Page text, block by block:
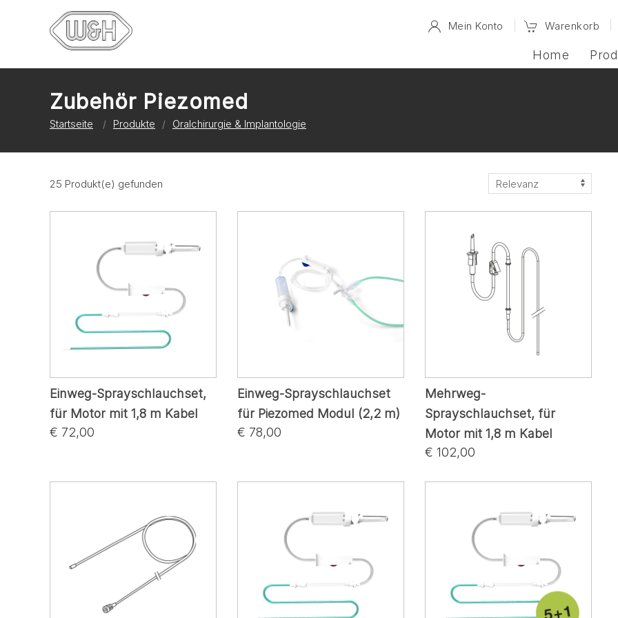
Mein Konto Warenkorb
Home
Zubehör Piezomed
Startseite Produkte Oralchirurgie & Implantologie
25 Produkt(e) gefunden
Einweg-Sprayschlauchset,
für Motor mit 1,8 m Kabel
€ 72,00
Einweg-Sprayschlauchset
für Piezomed Modul (2,2 m)
€ 78,00
Mehrweg-
Sprayschlauchset, für
Motor mit 1,8 m Kabel
€ 102,00